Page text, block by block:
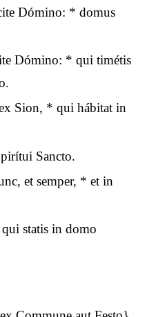
Dómino: * domus
Dómino: * qui timétis
Sion, * qui hábitat in
Sancto.
et semper, * et in
statis in domo